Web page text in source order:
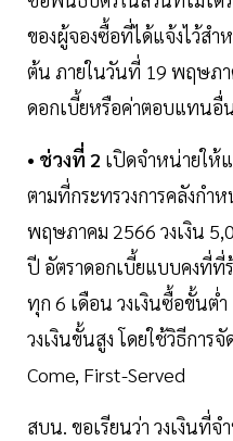
ของผู้จองซื้อที่ได้แจ้งไว้สำ
ต้น ภายในวันที่ 19 พฤษภา
ดอกเบี้ยหรือค่าตอบแทนอื่
• ช่วงที่ 2 เปิดจำหน่ายให้
ตามที่กระทรวงการคลังกำ
พฤษภาคม 2566 วงเงิน
ปี อัตราดอกเบี้ยแบบคงที่ที่
ทุก 6 เดือน วงเงินซื้อขั้นต่
วงเงินขั้นสูง โดยใช้วิธีกา
Come, First-Served
สบน. ขอเรียนว่า วงเงินที่